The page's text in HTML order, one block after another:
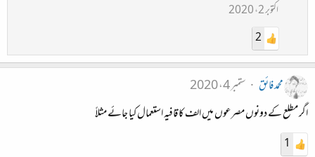
اکتوبر 2، 2020
2
محمد فائق
ستمبر 4، 2020
اگر مطلع کے دونوں مصرعوں میں الف کا قافیہ استعمال کیا جائے مثلاً
1